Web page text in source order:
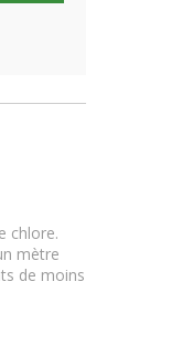
chlore.
mètre
de moins